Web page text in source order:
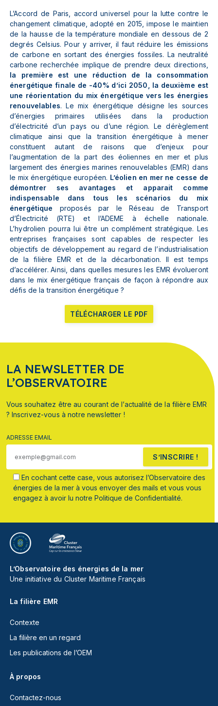
L’Accord de Paris, accord universel pour la lutte contre le
changement climatique, adopté en 2015, impose le maintien
de la hausse de la température mondiale en dessous de 2
degrés Celsius. Pour y arriver, il faut réduire les émissions
de carbone en sortant des énergies fossiles. La neutralité
carbone recherchée implique de prendre deux directions,
la première est une réduction de la consommation
énergétique finale de -40% d’ici 2050, la deuxième est
une réorientation du mix énergétique vers les énergies
renouvelables. Le mix énergétique désigne les sources
d’énergies primaires utilisées dans la production
d’électricité d’un pays ou d’une région. Le dérèglement
climatique ainsi que la transition énergétique à mener
constituent autant de raisons que d’enjeux pour
l’augmentation de la part des éoliennes en mer et plus
largement des énergies marines renouvelables (EMR) dans
le mix énergétique européen. L’éolien en mer ne cesse de
démontrer ses avantages et apparait comme
indispensable dans tous les scénarios du mix
énergétique proposés par le Réseau de Transport
d’Électricité (RTE) et l’ADEME à échelle nationale.
L’hydrolien pourra lui être un complément stratégique. Les
entreprises françaises sont capables de respecter les
objectifs de développement au regard de l’industrialisation
de la filière EMR et de la décarbonation. Il est temps
d’accélérer. Ainsi, dans quelles mesures les EMR évolueront
dans le mix énergétique français de façon à répondre aux
défis de la transition énergétique ?
TÉLÉCHARGER LE PDF
LA NEWSLETTER DE
L’OBSERVATOIRE
Vous souhaitez être au courant de l’actualité de la filière EMR
? Inscrivez-vous à notre newsletter !
ADRESSE EMAIL
S’INSCRIRE !
En cochant cette case, vous autorisez l’Observatoire des
énergies de la mer à vous envoyer des mails et vous vous
engagez à avoir lu notre Politique de Confidentialité.
L’Observatoire des énergies de la mer
Une initiative du Cluster Maritime Français
La filière EMR
Contexte
La filière en un regard
Les publications de l’OEM
À propos
Contactez-nous